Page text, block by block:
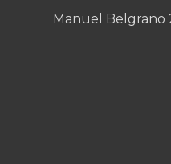
Manuel Belgrano